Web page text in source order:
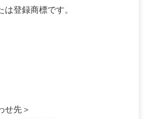
登録商標です。
せ先＞